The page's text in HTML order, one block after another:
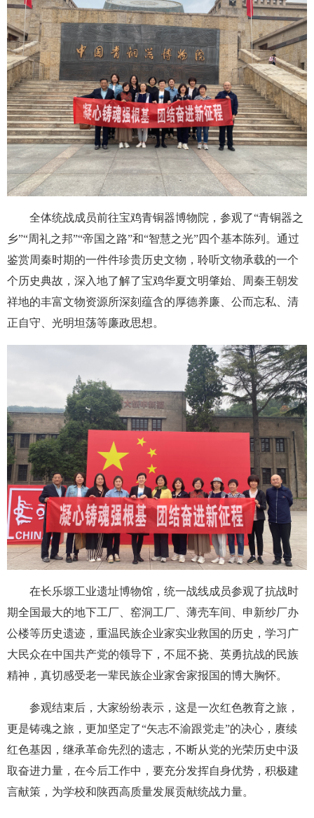
全体统战成员前往宝鸡青铜器博物院，参观了“青铜器之
乡”“周礼之邦”“帝国之路”和“智慧之光”四个基本陈列。通过
鉴赏周秦时期的一件件珍贵历史文物，聆听文物承载的一个
个历史典故，深入地了解了宝鸡华夏文明肇始、周秦王朝发
祥地的丰富文物资源所深刻蕴含的厚德养廉、公而忘私、清
正自守、光明坦荡等廉政思想。
在长乐塬工业遗址博物馆，统一战线成员参观了抗战时
期全国最大的地下工厂、窑洞工厂、薄壳车间、申新纱厂办
公楼等历史遗迹，重温民族企业家实业救国的历史，学习广
大民众在中国共产党的领导下，不屈不挠、英勇抗战的民族
精神，真切感受老一辈民族企业家舍家报国的博大胸怀。
参观结束后，大家纷纷表示，这是一次红色教育之旅，
更是铸魂之旅，更加坚定了“矢志不渝跟党走”的决心，赓续
红色基因，继承革命先烈的遗志，不断从党的光荣历史中汲
取奋进力量，在今后工作中，要充分发挥自身优势，积极建
言献策，为学校和陕西高质量发展贡献统战力量。